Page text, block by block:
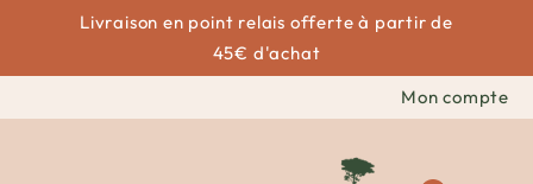
Livraison en point relais offerte à partir de
45€ d'achat
Mon compte